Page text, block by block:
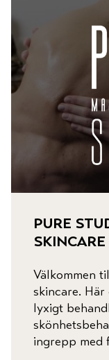
pure
skincare
Välkommen
skincare.
lyxigt
ingrepp med